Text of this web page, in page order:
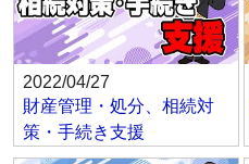
2022/04/27
財産管理・処分、相続対
策・手続き支援